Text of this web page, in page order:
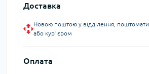
Доставка
Новою поштою у відділення, поштомати
або курʼєром
Оплата